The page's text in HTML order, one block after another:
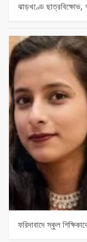
ঝাড়খণ্ডে
ফরিদাবাদে স্কুল